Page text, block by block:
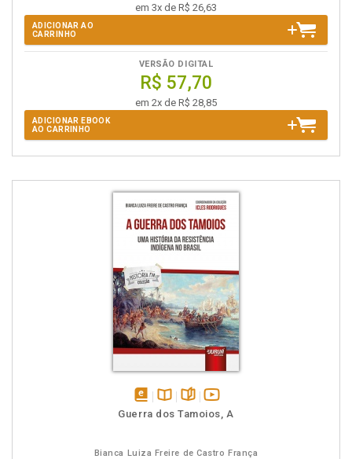
em 3x de R$ 26,63
ADICIONAR AO
CARRINHO
VERSÃO DIGITAL
R$ 57,70
em 2x de R$ 28,85
ADICIONAR EBOOK
AO CARRINHO
disponívelDisponível
páginas
vídeo
Guerra dos Tamoios, A
Bianca Luiza Freire de Castro França